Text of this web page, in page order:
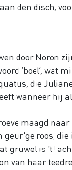
gulzig drinken
aan den disch,
door Noron
‘boel’, wat
die
wanneer hij
maagd
weg
geur'ge roos,
gruwel is 't!
van haar